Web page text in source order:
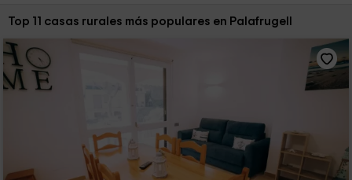
Ordenar por:
Top 11 casas rurales más populares en Palafrugell